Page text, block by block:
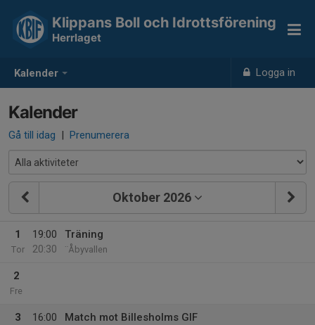
Kalender Logga in
Klippans Boll och Idrottsförening
Herrlaget
Kalender
Gå till idag | Prenumerera
Oktober 2026
1
Tor
19:00
20:30
Träning
¨Åbyvallen
2
Fre
3
16:00
Match mot Billesholms GIF